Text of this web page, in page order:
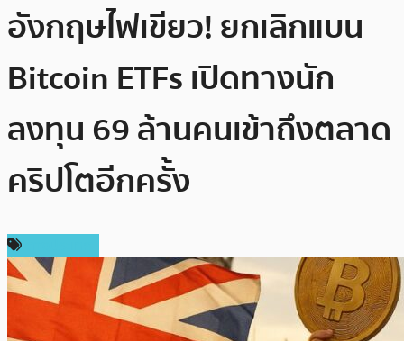
อังกฤษไฟเขียว! ยกเลิกแบน
Bitcoin ETFs เปิดทางนัก
ลงทุน 69 ล้านคนเข้าถึงตลาด
คริปโตอีกครั้ง